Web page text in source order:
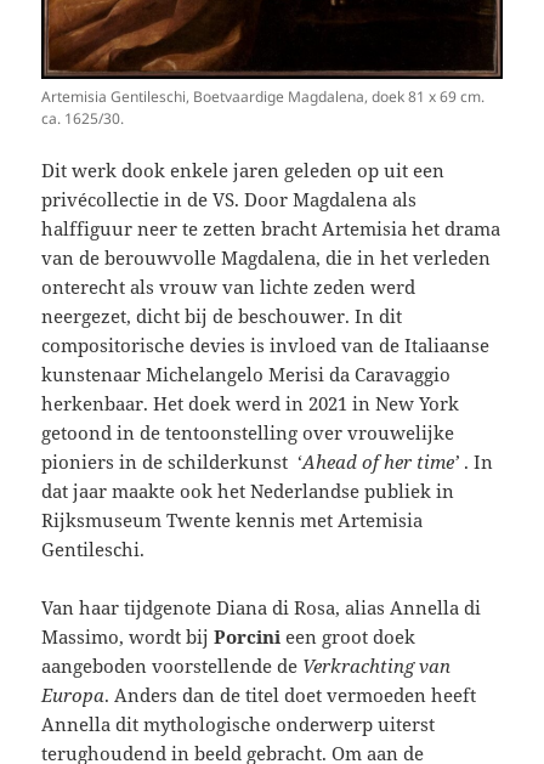
Artemisia Gentileschi, Boetvaardige Magdalena, doek 81 x 69 cm.
ca. 1625/30.
Dit werk dook enkele jaren geleden op uit een
privécollectie in de VS. Door Magdalena als
halffiguur neer te zetten bracht Artemisia het drama
van de berouwvolle Magdalena, die in het verleden
onterecht als vrouw van lichte zeden werd
neergezet, dicht bij de beschouwer. In dit
compositorische devies is invloed van de Italiaanse
kunstenaar Michelangelo Merisi da Caravaggio
herkenbaar. Het doek werd in 2021 in New York
getoond in de tentoonstelling over vrouwelijke
pioniers in de schilderkunst ‘Ahead of her time’ . In
dat jaar maakte ook het Nederlandse publiek in
Rijksmuseum Twente kennis met Artemisia
Gentileschi.
Van haar tijdgenote Diana di Rosa, alias Annella di
Massimo, wordt bijPorcini een groot doek
aangeboden voorstellende de Verkrachting van
Europa. Anders dan de titel doet vermoeden heeft
Annella dit mythologische onderwerp uiterst
terughoudend in beeld gebracht. Om aan de